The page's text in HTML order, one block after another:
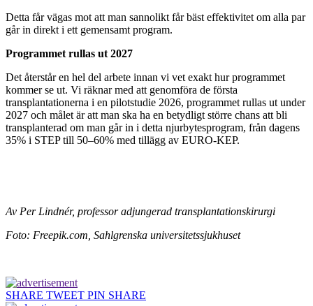
Detta får vägas mot att man sannolikt får bäst effektivitet om alla par
går in direkt i ett gemensamt program.
Programmet rullas ut 2027
Det återstår en hel del arbete innan vi vet exakt hur programmet
kommer se ut. Vi räknar med att genomföra de första
transplantationerna i en pilotstudie 2026, programmet rullas ut under
2027 och målet är att man ska ha en betydligt större chans att bli
transplanterad om man går in i detta njurbytesprogram, från dagens
35% i STEP till 50–60% med tillägg av EURO-KEP.
Av Per Lindnér, professor adjungerad transplantationskirurgi
Foto: Freepik.com, Sahlgrenska universitetssjukhuset
SHARE TWEET PIN SHARE